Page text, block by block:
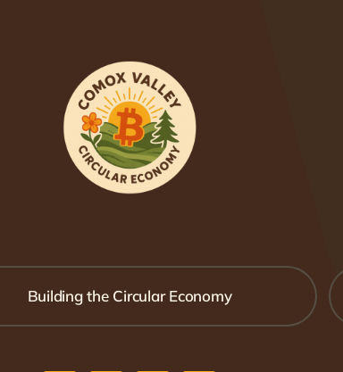
Building the Circular Economy